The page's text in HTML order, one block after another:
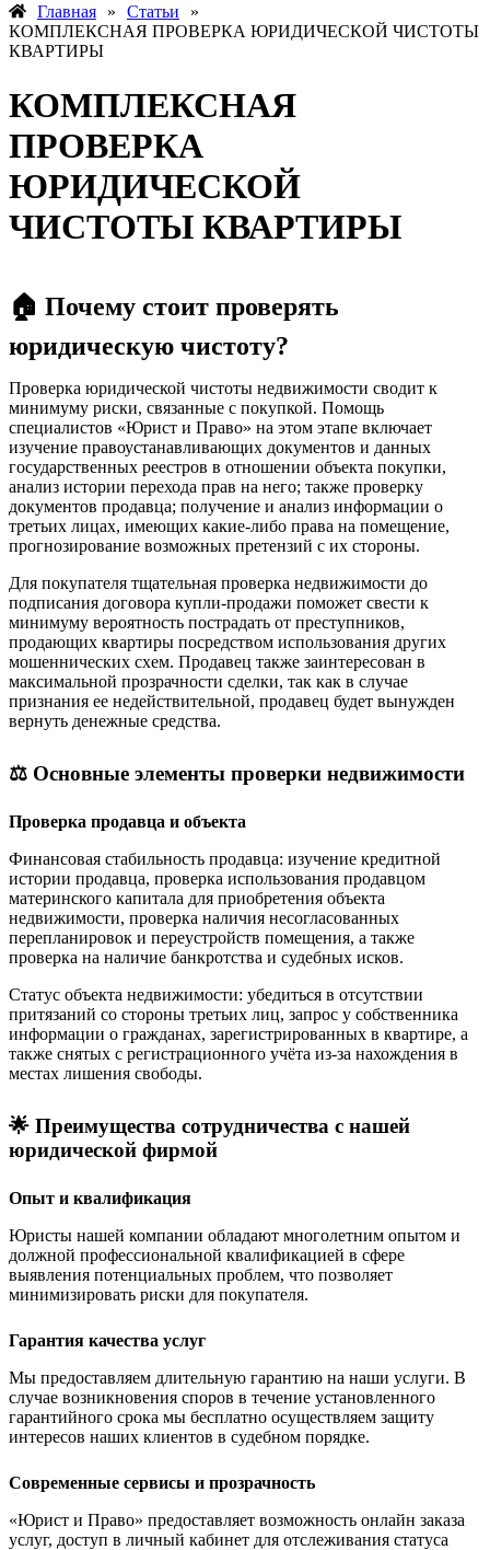
Главная
» Статьи
»
КОМПЛЕКСНАЯ ПРОВЕРКА ЮРИДИЧЕСКОЙ ЧИСТОТЫ
КВАРТИРЫ
КОМПЛЕКСНАЯ
ПРОВЕРКА
ЮРИДИЧЕСКОЙ
ЧИСТОТЫ КВАРТИРЫ
🏠 Почему стоит проверять
юридическую чистоту?
Проверка юридической чистоты недвижимости сводит к
минимуму риски, связанные с покупкой. Помощь
специалистов «Юрист и Право» на этом этапе включает
изучение правоустанавливающих документов и данных
государственных реестров в отношении объекта покупки,
анализ истории перехода прав на него; также проверку
документов продавца; получение и анализ информации о
третьих лицах, имеющих какие-либо права на помещение,
прогнозирование возможных претензий с их стороны.
Для покупателя тщательная проверка недвижимости до
подписания договора купли-продажи поможет свести к
минимуму вероятность пострадать от преступников,
продающих квартиры посредством использования других
мошеннических схем. Продавец также заинтересован в
максимальной прозрачности сделки, так как в случае
признания ее недействительной, продавец будет вынужден
вернуть денежные средства.
⚖️ Основные элементы проверки недвижимости
Проверка продавца и объекта
Финансовая стабильность продавца: изучение кредитной
истории продавца, проверка использования продавцом
материнского капитала для приобретения объекта
недвижимости, проверка наличия несогласованных
перепланировок и переустройств помещения, а также
проверка на наличие банкротства и судебных исков.
Статус объекта недвижимости: убедиться в отсутствии
притязаний со стороны третьих лиц, запрос у собственника
информации о гражданах, зарегистрированных в квартире, а
также снятых с регистрационного учёта из-за нахождения в
местах лишения свободы.
🌟 Преимущества сотрудничества с нашей
юридической фирмой
Опыт и квалификация
Юристы нашей компании обладают многолетним опытом и
должной профессиональной квалификацией в сфере
выявления потенциальных проблем, что позволяет
минимизировать риски для покупателя.
Гарантия качества услуг
Мы предоставляем длительную гарантию на наши услуги. В
случае возникновения споров в течение установленного
гарантийного срока мы бесплатно осуществляем защиту
интересов наших клиентов в судебном порядке.
Современные сервисы и прозрачность
«Юрист и Право» предоставляет возможность онлайн заказа
услуг, доступ в личный кабинет для отслеживания статуса